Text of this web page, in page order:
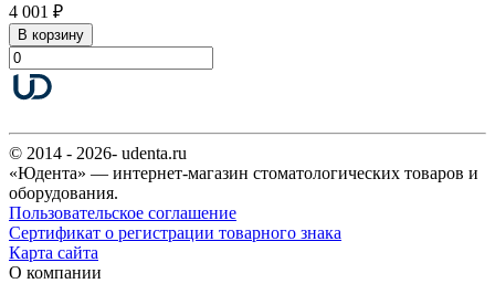
4 001 ₽
В корзину
© 2014 - 2026- udenta.ru
«Юдента» — интернет-магазин стоматологических товаров и
оборудования.
Пользовательское соглашение
Сертификат о регистрации товарного знака
Карта сайта
О компании